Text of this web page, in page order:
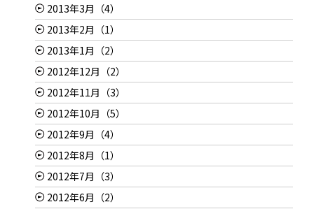
2013年3月（4）
2013年2月（1）
2013年1月（2）
2012年12月（2）
2012年11月（3）
2012年10月（5）
2012年9月（4）
2012年8月（1）
2012年7月（3）
2012年6月（2）